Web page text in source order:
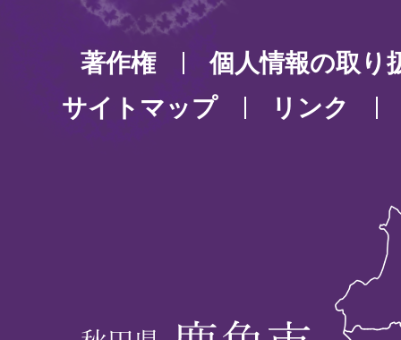
著作権
個人情報の取り
サイトマップ
リンク